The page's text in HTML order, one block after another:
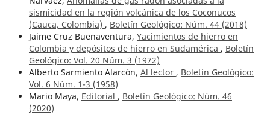
sismicidad en la región volcánica de los Coconucos
(Cauca, Colombia) , Boletín Geológico: Núm. 44 (2018)
Jaime Cruz Buenaventura, Yacimientos de hierro en
Colombia y depósitos de hierro en Sudamérica , Boletín
Geológico: Vol. 20 Núm. 3 (1972)
Alberto Sarmiento Alarcón, Al lector , Boletín Geológico:
Vol. 6 Núm. 1-3 (1958)
Mario Maya, Editorial , Boletín Geológico: Núm. 46
(2020)